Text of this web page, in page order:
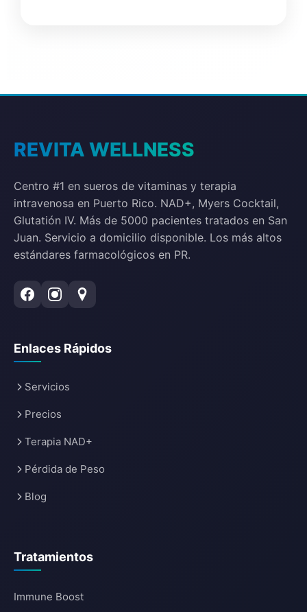
REVITA WELLNESS
Centro #1 en sueros de vitaminas y terapia
intravenosa en Puerto Rico. NAD+, Myers Cocktail,
Glutatión IV. Más de 5000 pacientes tratados en San
Juan. Servicio a domicilio disponible. Los más altos
estándares farmacológicos en PR.
Enlaces Rápidos
Servicios
Precios
Terapia NAD+
Pérdida de Peso
Blog
Tratamientos
Immune Boost